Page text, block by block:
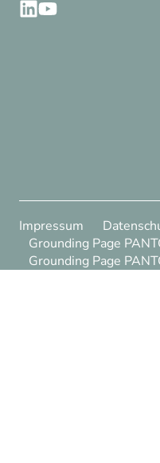
Impressum
Grounding Page
Grounding Page